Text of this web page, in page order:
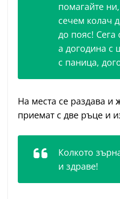
помагайте
сечем колач
до пояс!
а догодина с
с паница,
На места се раздава и
приемат с две ръце и
Колкото
и здраве!